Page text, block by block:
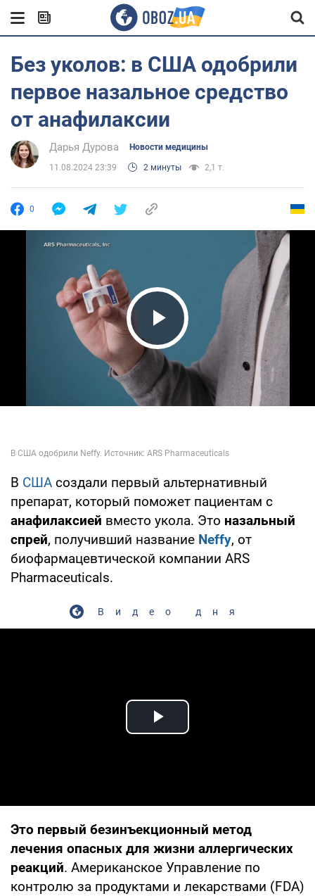
Без уколов: в США одобрили
первое назальное средство
от анафилаксии
Дарья Дурова Новости медицины
11.08.2024 23:39 2 минуты 2,1 т.
0
Play Video
В США создали первый альтернативный
препарат, который поможет пациентам с
анафилаксией вместо укола. Это назальный
спрей, получивший название Neffy, от
биофармацевтической компании ARS
Pharmaceuticals.
Видео дня
Play Video
Это первый безинъекционный метод
лечения опасных для жизни аллергических
реакций. Американское Управление по
контролю за продуктами и лекарствами (FDA)